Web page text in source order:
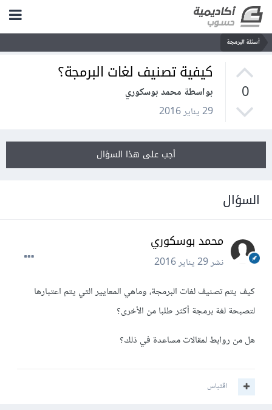
أسئلة البرمجة
0
كيفية تصنيف لغات البرمجة؟
بواسطة محمد بوسكوري
29 يناير 2016
أجب على هذا السؤال
السؤال
محمد بوسكوري
نشر29 يناير 2016
كيف يتم تصنيف لغات البرمجة، وماهي المعايير التي يتم اعتبارها
لتصبحة لغة برمجة أكثر طلبا من الأخرى؟
هل من روابط لمقالات مساعدة في ذلك؟
اقتباس